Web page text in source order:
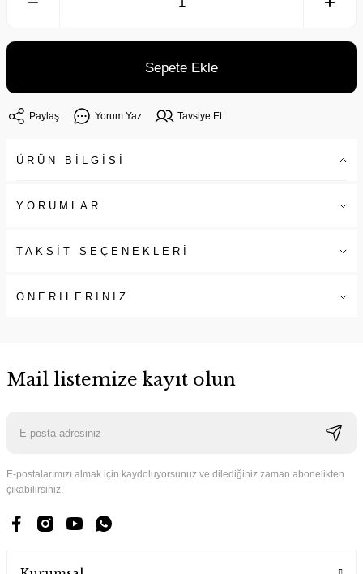
Sepete Ekle
Paylaş Yorum Yaz Tavsiye Et
ÜRÜN BİLGİSİ
YORUMLAR
TAKSİT SEÇENEKLERİ
ÖNERİLERİNİZ
Mail listemize kayıt olun
E-postalarımızı almak için kaydoluyorsunuz ve dilediğiniz zaman abonelikten
çıkabilirsiniz.